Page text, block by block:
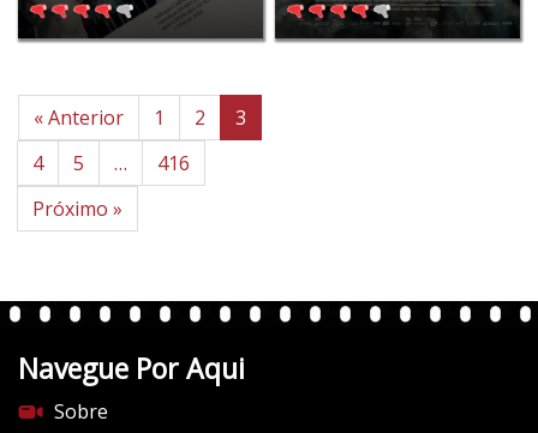
« Anterior 1 2
3
4
5 …
416
Próximo »
Navegue Por Aqui
Sobre